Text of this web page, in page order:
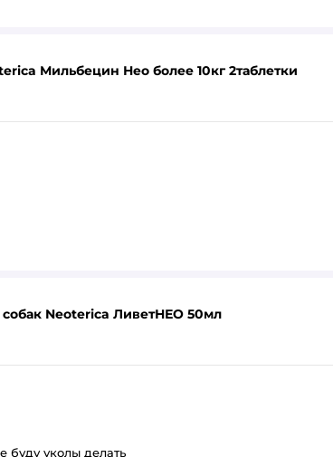
Мильбецин Нео более 10кг 2таблетки
Neoterica ЛиветНЕО 50мл
буду уколы делать